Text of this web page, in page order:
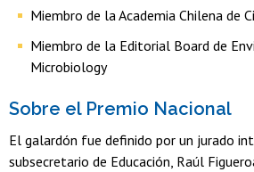
Miembro de la Academia Chilena de
Miembro de la Editorial Board de
Microbiology
Sobre el Premio Nacional
El galardón fue definido por un jurado
subsecretario de Educación, Raúl